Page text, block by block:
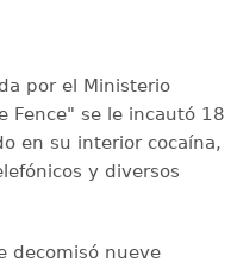
por el Ministerio
Fence" se le incautó 18
en su interior cocaína,
y diversos
decomisó nueve